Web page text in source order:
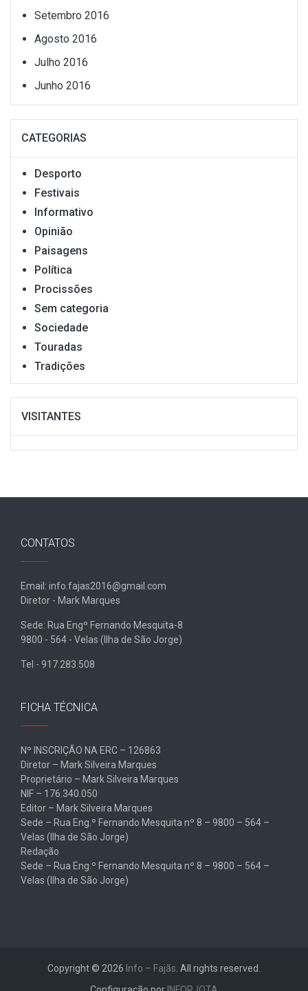
Setembro 2016
Agosto 2016
Julho 2016
Junho 2016
CATEGORIAS
Desporto
Festivais
Informativo
Opinião
Paisagens
Política
Procissões
Sem categoria
Sociedade
Touradas
Tradições
VISITANTES
CONTATOS
Email: info.fajas2016@gmail.com
Diretor - Mark Marques
Sede: Rua Engº Fernando Mesquita-8
9800 - 564 - Velas (Ilha de São Jorge)
Tel - 917.283.508
FICHA TÉCNICA
Nº INSCRIÇÃO NA ERC – 126863
Diretor – Mark Silveira Marques
Proprietário – Mark Silveira Marques
NIF – 176.340.050
Editor – Mark Silveira Marques
Sede – Rua Eng.º Fernando Mesquita nº 8 – 9800 – 564 –
Velas (Ilha de São Jorge)
Redação
Sede – Rua Eng.º Fernando Mesquita nº 8 – 9800 – 564 –
Velas (Ilha de São Jorge)
Copyright © 2026 Info – Fajãs. All rights reserved.